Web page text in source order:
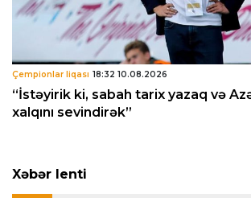
Çempionlar liqası 18:32 10.08.2026
“İstəyirik ki, sabah tarix yazaq və
xalqını sevindirək”
Xəbər lenti